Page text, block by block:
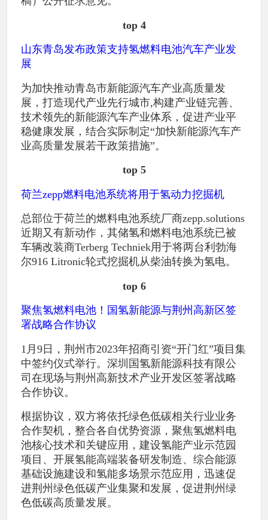
top 4
山东青岛发布政策支持氢燃料电池汽车产业发
展
为加快推动青岛市新能源汽车产业高质量发
展，打造现代产业先行城市,构建产业链完善、
技术领先的新能源汽车产业体系，促进产业平
稳健康发展，结合实际制定“加快新能源汽车产
业高质量发展若干政策措施”。
top 5
荷兰zepp燃料电池系统将用于氢动力挖掘机
总部位于荷兰的燃料电池系统厂商zepp.solutions
近期又有新动作，其储氢和燃料电池系统已被
车辆改装商Terberg Techniek用于将两台利勃海
尔916 Litronic轮式挖掘机从柴油转换为氢电。
top 6
聚焦氢燃料电池！国氢新能源与荆州高新区签
署战略合作协议
1月9日，荆州市2023年招商引资“开门红”项目集
中签约仪式举行。深圳国氢新能源科技有限公
司在现场与荆州高新技术产业开发区签署战略
合作协议。
根据协议，双方将依托绿色低碳相关行业业务
合作契机，整合各自优势资源，聚焦氢燃料电
池核心技术和关键应用，建设氢能产业示范园
项目、开展氢能高端装备研发制造、综合能源
基础设施建设和氢能多场景示范应用，迅速促
进荆州绿色低碳产业集聚和发展，促进荆州绿
色低碳高质量发展。